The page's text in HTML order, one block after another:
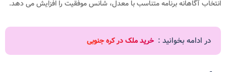
انتخاب آگاهانه برنامه متناسب با معدل، شانس موفقیت را افزایش می دهد.
در ادامه بخوانید : خرید ملک در کره جنوبی